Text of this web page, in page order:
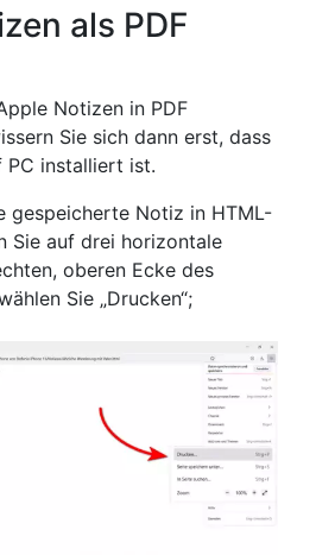
als PDF
Notizen in PDF
Sie sich dann erst, dass
PC installiert ist.
gespeicherte Notiz in HTML-
Sie auf drei horizontale
oberen Ecke des
Sie „Drucken“;